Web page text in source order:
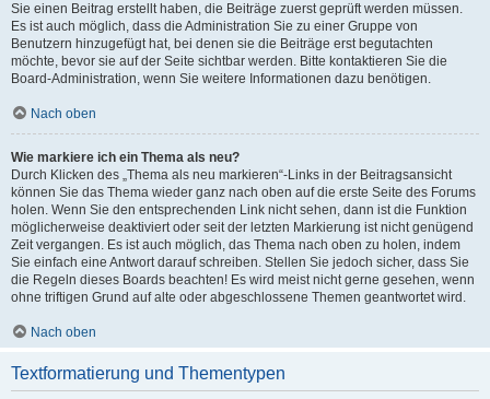
Sie einen Beitrag erstellt haben, die Beiträge zuerst geprüft werden müssen.
Es ist auch möglich, dass die Administration Sie zu einer Gruppe von
Benutzern hinzugefügt hat, bei denen sie die Beiträge erst begutachten
möchte, bevor sie auf der Seite sichtbar werden. Bitte kontaktieren Sie die
Board-Administration, wenn Sie weitere Informationen dazu benötigen.
Nach oben
Wie markiere ich ein Thema als neu?
Durch Klicken des „Thema als neu markieren“-Links in der Beitragsansicht
können Sie das Thema wieder ganz nach oben auf die erste Seite des Forums
holen. Wenn Sie den entsprechenden Link nicht sehen, dann ist die Funktion
möglicherweise deaktiviert oder seit der letzten Markierung ist nicht genügend
Zeit vergangen. Es ist auch möglich, das Thema nach oben zu holen, indem
Sie einfach eine Antwort darauf schreiben. Stellen Sie jedoch sicher, dass Sie
die Regeln dieses Boards beachten! Es wird meist nicht gerne gesehen, wenn
ohne triftigen Grund auf alte oder abgeschlossene Themen geantwortet wird.
Nach oben
Textformatierung und Thementypen